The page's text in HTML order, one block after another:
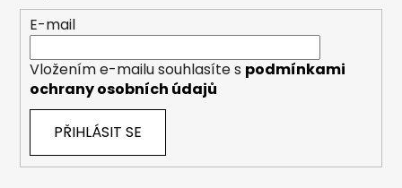
E-mail
Vložením e-mailu souhlasíte s podmínkami
ochrany osobních údajů
PŘIHLÁSIT SE